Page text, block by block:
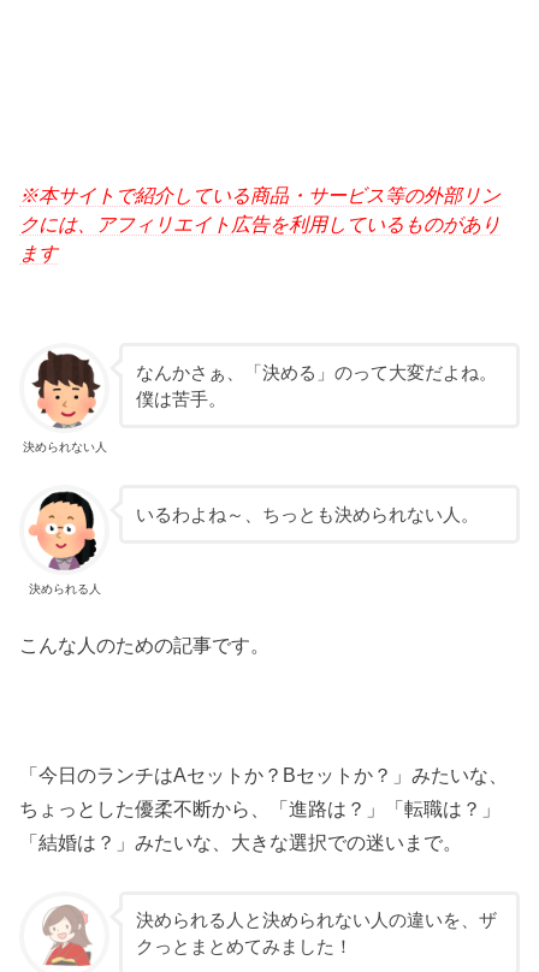
※本サイトで紹介している商品・サービス等の外部リン
クには、アフィリエイト広告を利用しているものがあり
ます
決められない人
なんかさぁ、「決める」のって大変だよね。
僕は苦手。
決められる人
いるわよね～、ちっとも決められない人。
こんな人のための記事です。
「今日のランチはAセットか？Bセットか？」みたいな、
ちょっとした優柔不断から、「進路は？」「転職は？」
「結婚は？」みたいな、大きな選択での迷いまで。
決められる人と決められない人の違いを、ザ
クっとまとめてみました！